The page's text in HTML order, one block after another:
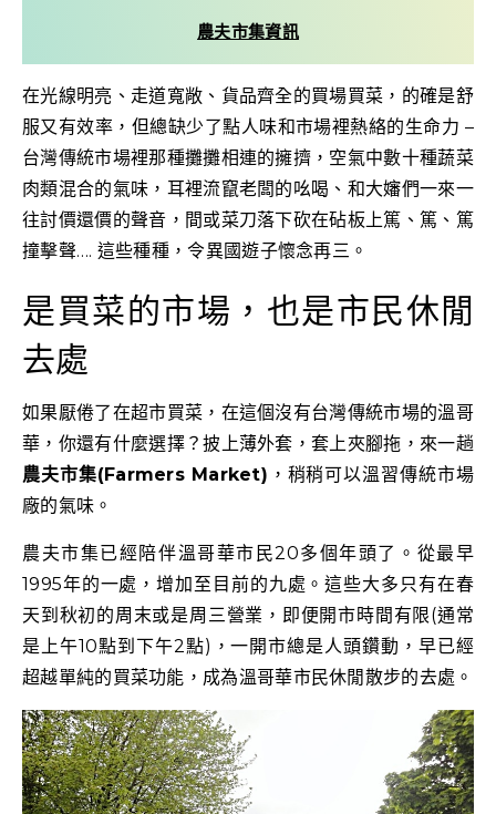
農夫市集資訊
在光線明亮、走道寬敞、貨品齊全的買場買菜，的確是舒
服又有效率，但總缺少了點人味和市場裡熱絡的生命力 –
台灣傳統市場裡那種攤攤相連的擁擠，空氣中數十種蔬菜
肉類混合的氣味，耳裡流竄老闆的吆喝、和大嬸們一來一
往討價還價的聲音，間或菜刀落下砍在砧板上篤、篤、篤
撞擊聲…. 這些種種，令異國遊子懷念再三。
是買菜的市場，也是市民休閒
去處
如果厭倦了在超市買菜，在這個沒有台灣傳統市場的溫哥
華，你還有什麼選擇？披上薄外套，套上夾腳拖，來一趟
農夫市集(Farmers Market) ，稍稍可以溫習傳統市場
廠的氣味。
農夫市集已經陪伴溫哥華市民20多個年頭了。從最早
1995年的一處，增加至目前的九處。這些大多只有在春
天到秋初的周末或是周三營業，即便開市時間有限(通常
是上午10點到下午2點)，一開市總是人頭鑽動，早已經
超越單純的買菜功能，成為溫哥華市民休閒散步的去處。